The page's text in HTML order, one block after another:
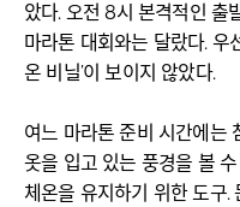
았다. 오전 8시 본격적인 출
마라톤 대회와는 달랐다. 우
온 비닐’이 보이지 않았다.
여느 마라톤 준비 시간에는
옷을 입고 있는 풍경을 볼
체온을 유지하기 위한 도구.